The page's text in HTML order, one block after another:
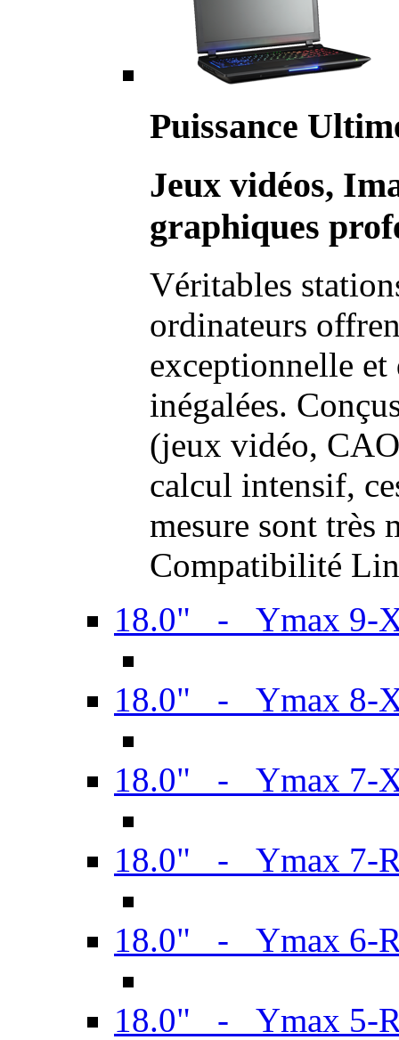
Puissance
Jeux vidéos,
graphiques
Véritables
ordinateurs
exceptionnelle et
inégalées.
(jeux vidéo,
calcul intensif,
mesure sont très
Compatibilité
18.0" - Ymax 9-
18.0" - Ymax 8-
18.0" - Ymax 7-
18.0" - Ymax 7-
18.0" - Ymax 6-
18.0" - Ymax 5-